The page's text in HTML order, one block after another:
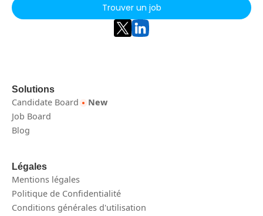
Trouver un job
Solutions
Candidate Board
New
Job Board
Blog
Légales
Mentions légales
Politique de Confidentialité
Conditions générales d'utilisation